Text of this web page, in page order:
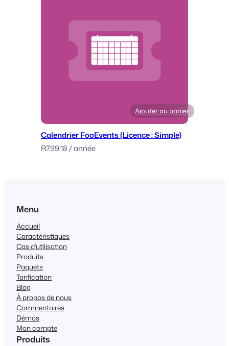
Ajouter au panier
Calendrier FooEvents (Licence : Simple)
R799.18/ année
Menu
Accueil
Caractéristiques
Cas d'utilisation
Produits
Paquets
Tarification
Blog
À propos de nous
Commentaires
Démos
Mon compte
Produits